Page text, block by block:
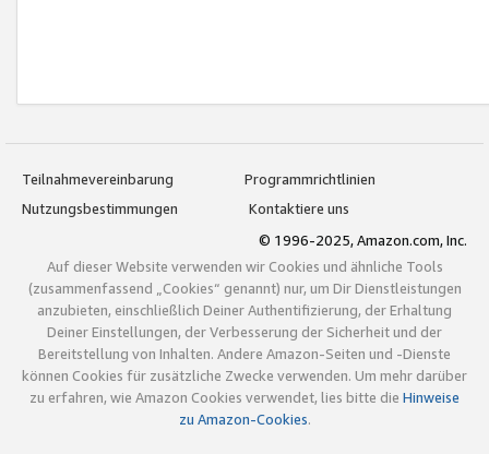
Teilnahmevereinbarung
Programmrichtlinien
Nutzungsbestimmungen
Kontaktiere uns
© 1996-2025, Amazon.com, Inc.
Auf dieser Website verwenden wir Cookies und ähnliche Tools
(zusammenfassend „Cookies“ genannt) nur, um Dir Dienstleistungen
anzubieten, einschließlich Deiner Authentifizierung, der Erhaltung
Deiner Einstellungen, der Verbesserung der Sicherheit und der
Bereitstellung von Inhalten. Andere Amazon-Seiten und -Dienste
können Cookies für zusätzliche Zwecke verwenden. Um mehr darüber
zu erfahren, wie Amazon Cookies verwendet, lies bitte die Hinweise
zu Amazon-Cookies.